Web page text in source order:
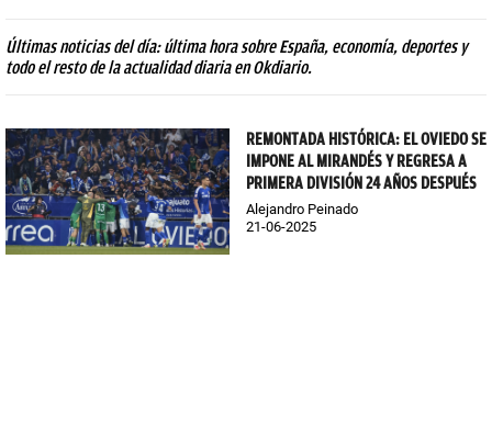
Últimas noticias del día: última hora sobre España, economía, deportes y
todo el resto de la actualidad diaria en Okdiario.
REMONTADA HISTÓRICA: EL OVIEDO SE
IMPONE AL MIRANDÉS Y REGRESA A
PRIMERA DIVISIÓN 24 AÑOS DESPUÉS
Alejandro Peinado
21-06-2025